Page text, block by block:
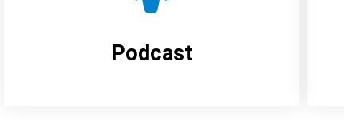
Podcast